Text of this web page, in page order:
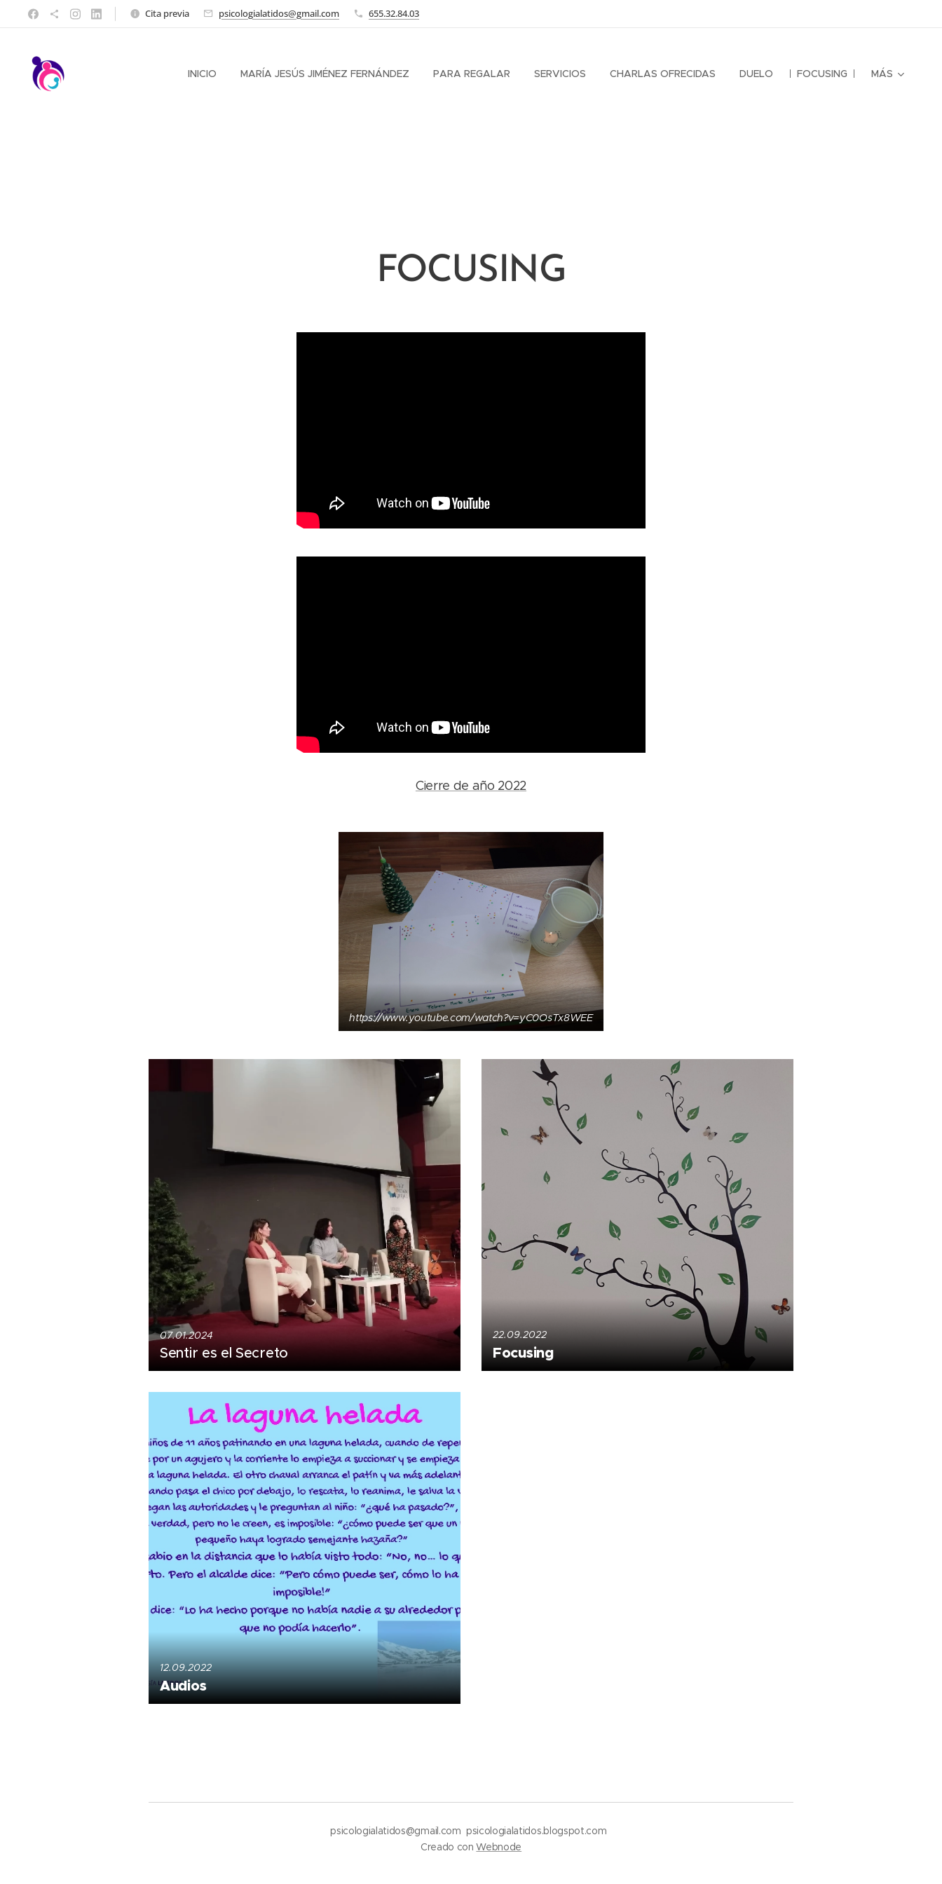
Cita previa psicologialatidos@gmail.com 655.32.84.03
INICIO MARÍA JESÚS JIMÉNEZ FERNÁNDEZ PARA REGALAR SERVICIOS CHARLAS OFRECIDAS DUELO FOCUSING MÁS
FOCUSING
Cierre de año 2022
https://www.youtube.com/watch?v=yC0OsTx8WEE
07.01.2024
Sentir es el Secreto
22.09.2022
Focusing
12.09.2022
Audios
psicologialatidos@gmail.com psicologialatidos.blogspot.com
Creado conWebnode